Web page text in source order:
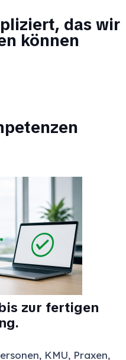
das wir
können
zur fertigen
KMU, Praxen,